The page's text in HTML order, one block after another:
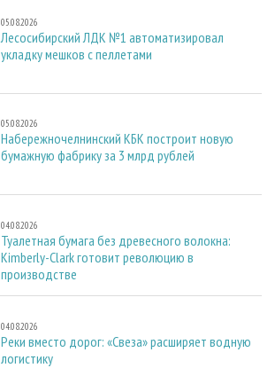
05.08.2026
Лесосибирский ЛДК №1 автоматизировал
укладку мешков с пеллетами
05.08.2026
Набережночелнинский КБК построит новую
бумажную фабрику за 3 млрд рублей
04.08.2026
Туалетная бумага без древесного волокна:
Kimberly-Clark готовит революцию в
производстве
04.08.2026
Реки вместо дорог: «Свеза» расширяет водную
логистику